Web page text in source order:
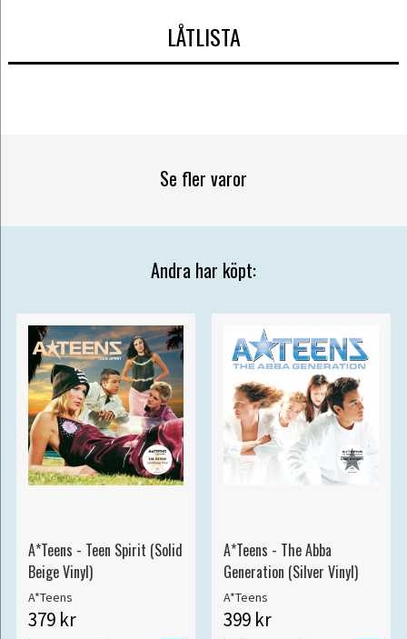
LÅTLISTA
Se fler varor
Andra har köpt:
A*Teens - Teen Spirit (Solid
Beige Vinyl)
A*Teens
379 kr
A*Teens - The Abba
Generation (Silver Vinyl)
A*Teens
399 kr